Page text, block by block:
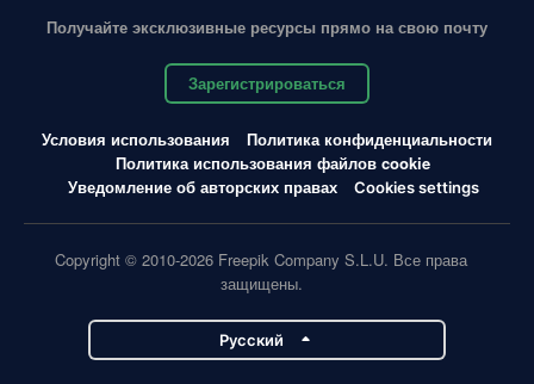
Получайте эксклюзивные ресурсы прямо на свою почту
Зарегистрироваться
Условия использования
Политика конфиденциальности
Политика использования файлов cookie
Уведомление об авторских правах
Cookies settings
Copyright © 2010-2026 Freepik Company S.L.U. Все права
защищены.
Pусский